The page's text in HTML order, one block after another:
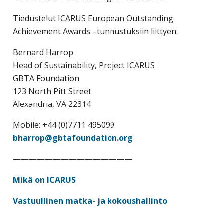
Tiedustelut ICARUS European Outstanding
Achievement Awards –tunnustuksiin liittyen:
Bernard Harrop
Head of Sustainability, Project ICARUS
GBTA Foundation
123 North Pitt Street
Alexandria, VA 22314
Mobile: +44 (0)7711 495099
bharrop@gbtafoundation.org
———————————————
Mikä on ICARUS
Vastuullinen matka- ja kokoushallinto